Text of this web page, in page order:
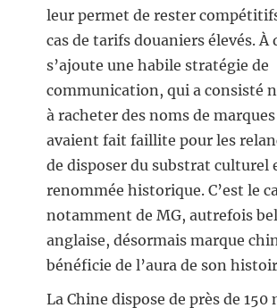
leur permet de rester
cas de tarifs douaniers élevés. À
s’ajoute une habile stratégie de
communication, qui a consisté
à racheter des noms de
avaient fait faillite pour les
de disposer du substrat culturel
renommée historique. C’est le
notamment de MG, autrefois
anglaise, désormais marque
bénéficie de l’aura de son
La Chine dispose de près de 150